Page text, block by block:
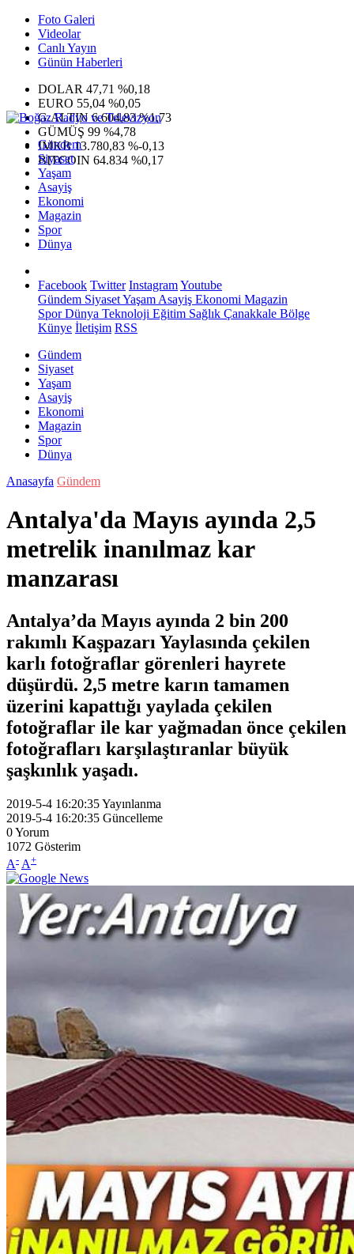
Foto Galeri
Videolar
Canlı Yayın
Günün Haberleri
DOLAR 47,71 %0,18
EURO 55,04 %0,05
G.ALTIN6.604,83 %1,73
GÜMÜŞ 99 %4,78
IMKB13.780,83 %-0,13
BITCOIN 64.834 %0,17
Gündem
Siyaset
Yaşam
Asayiş
Ekonomi
Magazin
Spor
Dünya
Facebook Twitter InstagramYoutube
Gündem SiyasetYaşam Asayiş Ekonomi Magazin
SporDünya Teknoloji Eğitim Sağlık Çanakkale Bölge
Künye İletişim RSS
Gündem
Siyaset
Yaşam
Asayiş
Ekonomi
Magazin
Spor
Dünya
Anasayfa Gündem
Antalya'da Mayıs ayında 2,5
metrelik inanılmaz kar
manzarası
Antalya’da Mayıs ayında 2 bin 200
rakımlı Kaşpazarı Yaylasında çekilen
karlı fotoğraflar görenleri hayrete
düşürdü. 2,5 metre karın tamamen
üzerini kapattığı yaylada çekilen
fotoğraflar ile kar yağmadan önce çekilen
fotoğrafları karşılaştıranlar büyük
şaşkınlık yaşadı.
2019-5-4 16:20:35Yayınlanma
2019-5-4 16:20:35 Güncelleme
0Yorum
1072 Gösterim
A- A+